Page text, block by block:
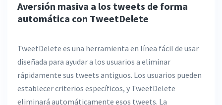
Aversión masiva a los tweets de forma
automática con TweetDelete
TweetDelete es una herramienta en línea fácil de usar
diseñada para ayudar a los usuarios a eliminar
rápidamente sus tweets antiguos. Los usuarios pueden
establecer criterios específicos, y TweetDelete
eliminará automáticamente esos tweets. La